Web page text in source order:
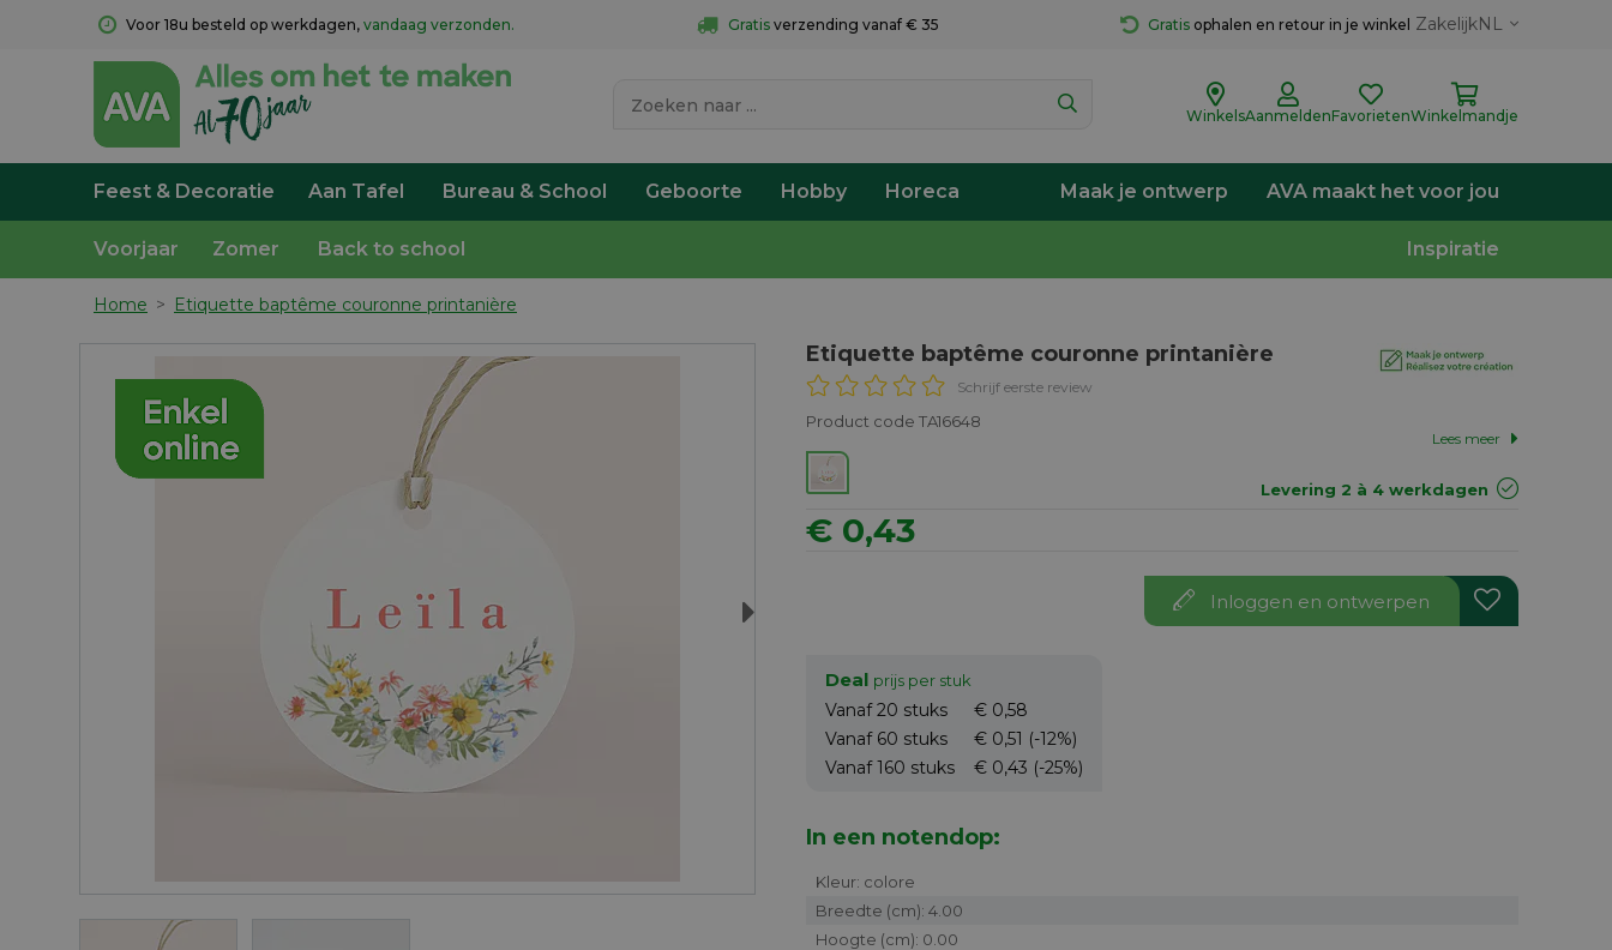
Voor 18u besteld op werkdagen, vandaag verzonden. Gratis verzending vanaf € 35 Gratis ophalen en retour in je winkel ZakelijkNL
WinkelsAanmeldenFavorietenWinkelmandje
Feest & Decoratie Aan Tafel Bureau & School Geboorte Hobby Horeca Maak je ontwerp AVA maakt het voor jou
Voorjaar Zomer Back to school Inspiratie
Home > Etiquette baptême couronne printanière
Next
Etiquette baptême couronne printanière
Schrijf eerste review
Product code TA16648
Lees meer
Levering 2 à 4 werkdagen
€ 0,43
Inloggen en ontwerpen
Deal prijs per stuk
Vanaf 20 stuks
€ 0,58
Vanaf 60 stuks € 0,51 (-12%)
Vanaf 160 stuks € 0,43 (-25%)
In een notendop:
Kleur: colore
Breedte (cm): 4.00
Hoogte (cm): 0.00